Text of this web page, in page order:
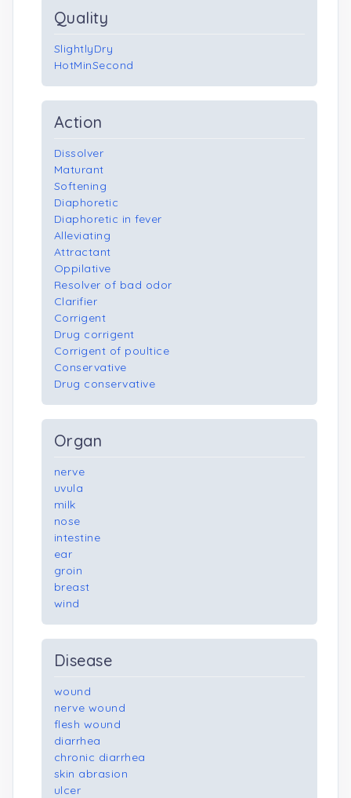
Quality
SlightlyDry
HotMinSecond
Action
Dissolver
Maturant
Softening
Diaphoretic
Diaphoretic in fever
Alleviating
Attractant
Oppilative
Resolver of bad odor
Clarifier
Corrigent
Drug corrigent
Corrigent of poultice
Conservative
Drug conservative
Organ
nerve
uvula
milk
nose
intestine
ear
groin
breast
wind
Disease
wound
nerve wound
flesh wound
diarrhea
chronic diarrhea
skin abrasion
ulcer